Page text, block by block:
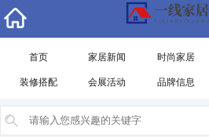
首页 家居新闻 时尚家居
装修搭配 会展活动 品牌信息